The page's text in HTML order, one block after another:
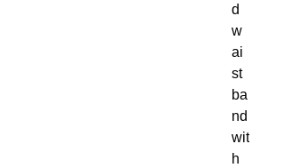
d
w
ai
st
ba
nd
wit
h